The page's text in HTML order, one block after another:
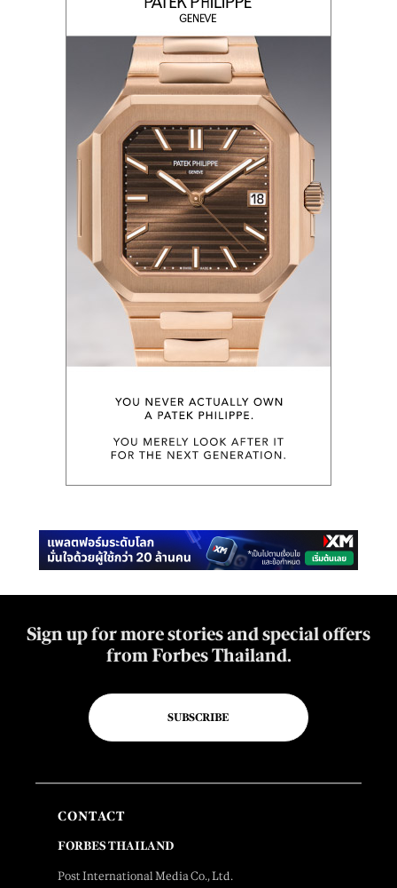
Sign up for more stories and special offers
from Forbes Thailand.
SUBSCRIBE
CONTACT
FORBES THAILAND
Post International Media Co., Ltd.